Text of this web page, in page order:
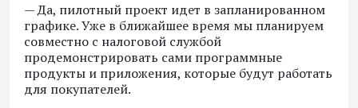
— Да, пилотный проект идет в запланированном
графике. Уже в ближайшее время мы планируем
совместно с налоговой службой
продемонстрировать сами программные
продукты и приложения, которые будут работать
для покупателей.